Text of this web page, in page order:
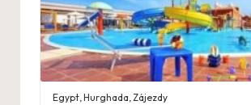
Egypt,Hurghada,Zájezdy